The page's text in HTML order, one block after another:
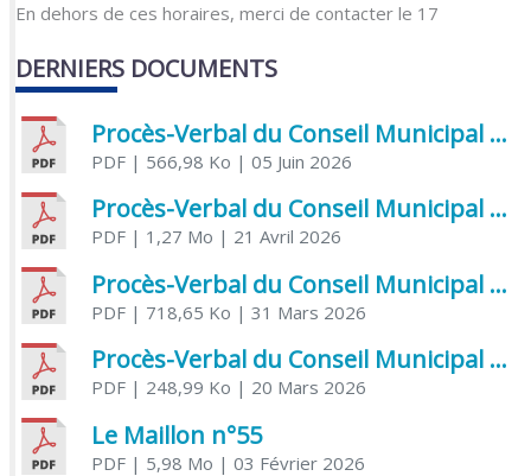
En dehors de ces horaires, merci de contacter le 17
DERNIERS DOCUMENTS
Procès-Verbal du Conseil Municipal du 5 juin 2026
PDF| 566,98 Ko | 05 Juin 2026
Procès-Verbal du Conseil Municipal du 21 avril 2026
PDF| 1,27 Mo | 21 Avril 2026
Procès-Verbal du Conseil Municipal du 31 mars 2026
PDF| 718,65 Ko | 31 Mars 2026
Procès-Verbal du Conseil Municipal du 20 mars 2026
PDF| 248,99 Ko | 20 Mars 2026
Le Maillon n°55
PDF| 5,98 Mo | 03 Février 2026